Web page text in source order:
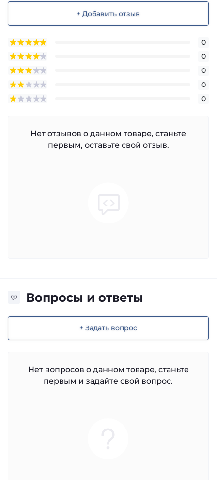
+ Добавить отзыв
0
0
0
0
0
Нет отзывов о данном товаре, станьте
первым, оставьте свой отзыв.
Вопросы и ответы
+ Задать вопрос
Нет вопросов о данном товаре, станьте
первым и задайте свой вопрос.